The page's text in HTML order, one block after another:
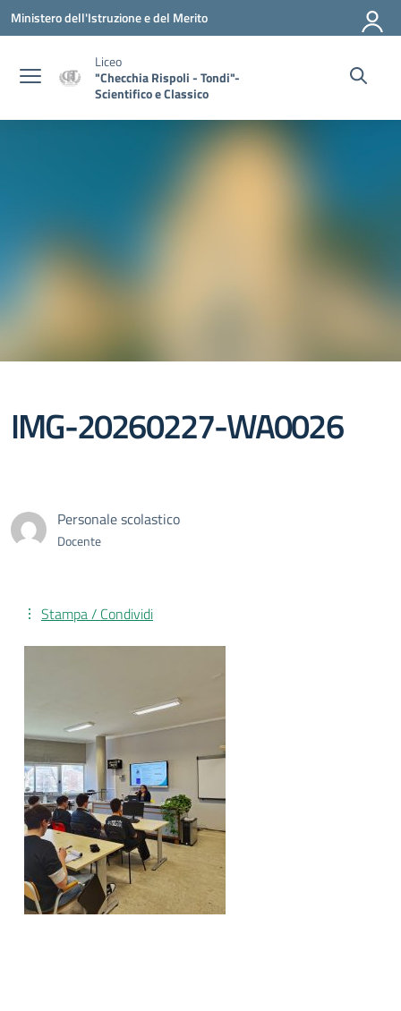
Vai ai contenuti
Vai al menu di navigazione
Vai al footer
Ministero dell'Istruzione e del Merito
Liceo
"Checchia Rispoli - Tondi"-
Scientifico e Classico
IMG-20260227-WA0026
Personale scolastico
Docente
Stampa / Condividi